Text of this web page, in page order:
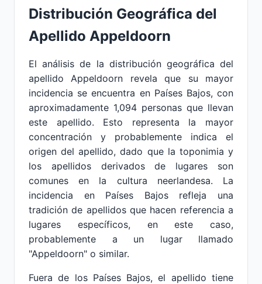
Distribución Geográfica del
Apellido Appeldoorn
El análisis de la distribución geográfica del
apellido Appeldoorn revela que su mayor
incidencia se encuentra en Países Bajos, con
aproximadamente 1,094 personas que llevan
este apellido. Esto representa la mayor
concentración y probablemente indica el
origen del apellido, dado que la toponimia y
los apellidos derivados de lugares son
comunes en la cultura neerlandesa. La
incidencia en Países Bajos refleja una
tradición de apellidos que hacen referencia a
lugares específicos, en este caso,
probablemente a un lugar llamado
"Appeldoorn" o similar.
Fuera de los Países Bajos, el apellido tiene